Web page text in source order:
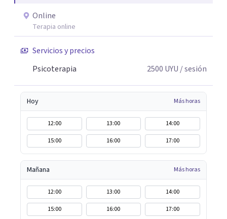
Online
Terapia online
Servicios y precios
Psicoterapia
2500 UYU / sesión
Hoy Más horas
12:00 13:00
14:00
15:00
16:00 17:00
Mañana Más horas
12:00 13:00
14:00
15:00
16:00 17:00